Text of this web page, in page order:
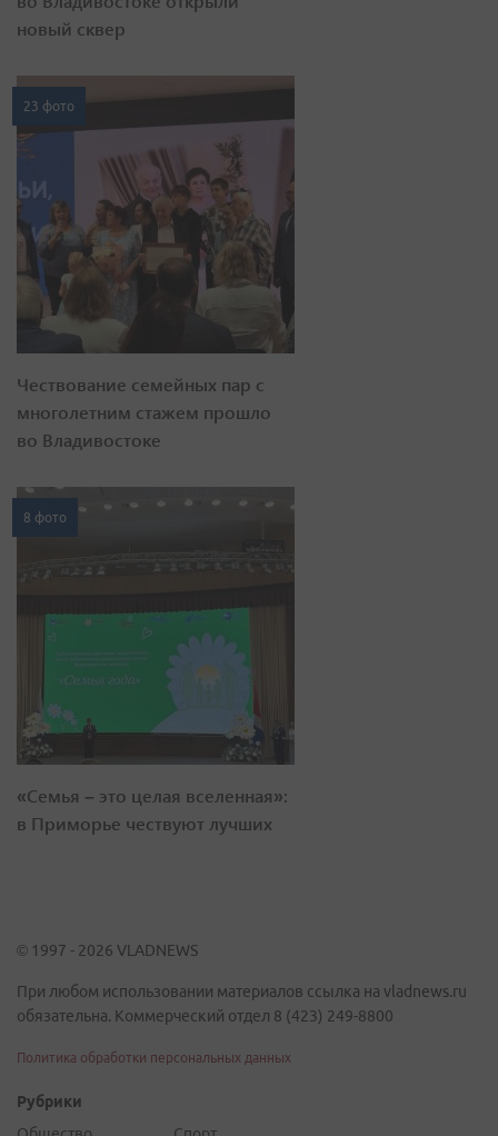
новый сквер
23 фото
Чествование семейных пар с
многолетним стажем прошло
во Владивостоке
8 фото
«Семья – это целая вселенная»:
в Приморье чествуют лучших
© 1997 - 2026 VLADNEWS
При любом использовании материалов ссылка на vladnews.ru
обязательна. Коммерческий отдел 8 (423) 249-8800
Политика обработки персональных данных
Рубрики